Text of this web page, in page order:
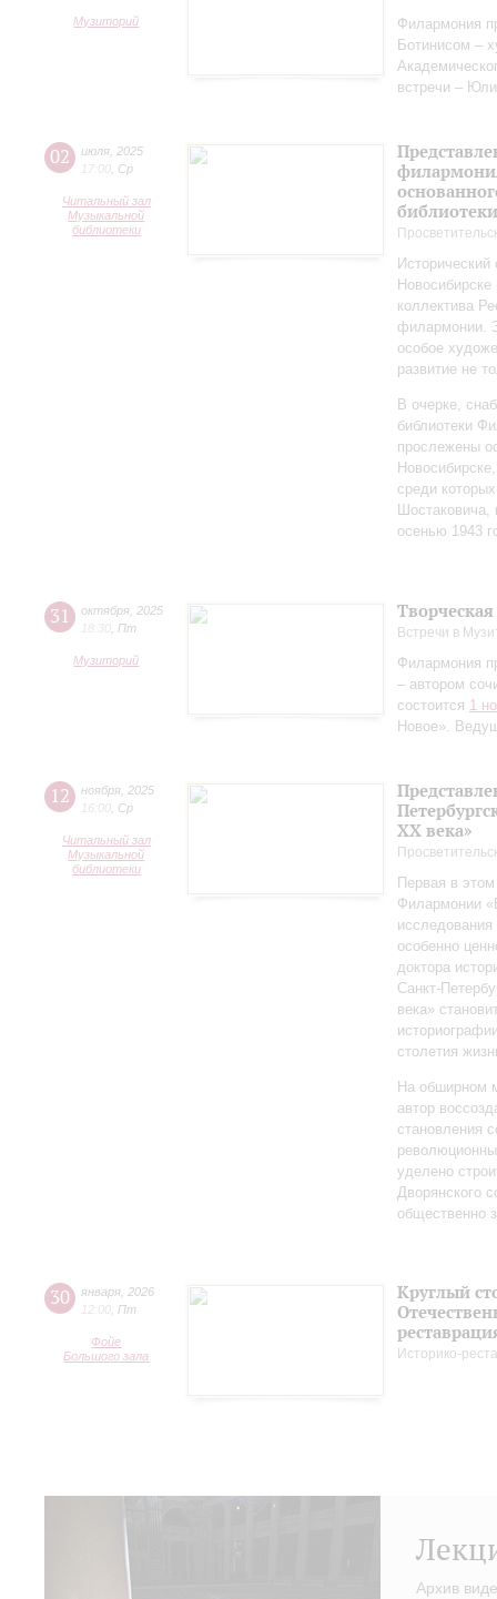
Музиторий
Филармония
Ботинисом –
встречи –
02 июля 2025
17:00 Ср
Читальный зал
Музыкальной
библиотеки
коллектива
филармонии.
особое
развитие не
В очерке,
библиотеки
прослежены
среди
Шостаковича,
осенью 1943
31 октября 2025
18:30 Пт
Музиторий
Встречи в
Филармония
– автором
состоится 1
Новое».
12 ноября 2025
16:00 Ср
Читальный зал
Музыкальной
библиотеки
ХХ века»
Первая в
Филармонии
особенно
доктора
века»
столетия
На обширном
автор
становления
уделено
Дворянского
общественно
30 января 2026
12:00 Пт
Фойе
Большого зала
Круглый
Историко-
Архив